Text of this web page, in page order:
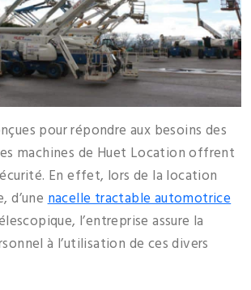
pour répondre aux besoins des
machines de Huet Location offrent
En effet, lors de la location
d’unenacelle tractable automotrice
l’entreprise assure la
à l’utilisation de ces divers